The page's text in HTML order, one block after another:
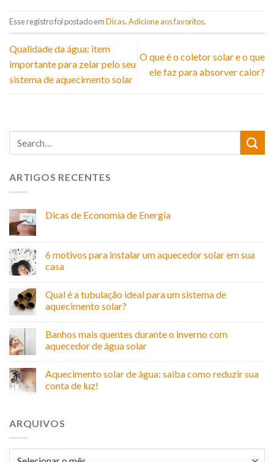
Esse registro foi postado emDicas.Adicione aos favoritos.
Qualidade da água: item
importante para zelar pelo seu
sistema de aquecimento solar
O que é o coletor solar e o que
ele faz para absorver calor?
ARTIGOS RECENTES
Dicas de Economia de Energia
6 motivos para instalar um aquecedor solar em sua
casa
Qual é a tubulação ideal para um sistema de
aquecimento solar?
Banhos mais quentes durante o inverno com
aquecedor de água solar
Aquecimento solar de água: saiba como reduzir sua
conta de luz!
ARQUIVOS
Arquivos